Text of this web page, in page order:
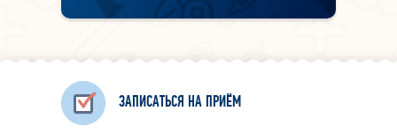
ЗАПИСАТЬСЯ НА ПРИЁМ